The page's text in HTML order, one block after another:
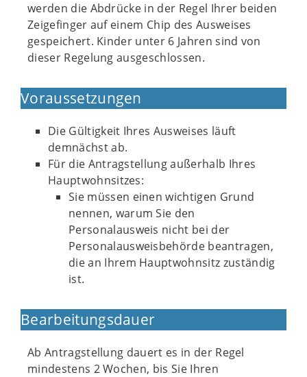
werden die Abdrücke in der Regel Ihrer beiden
Zeigefinger auf einem Chip des Ausweises
gespeichert. Kinder unter 6 Jahren sind von
dieser Regelung ausgeschlossen.
Voraussetzungen
Die Gültigkeit Ihres Ausweises läuft
demnächst ab.
Für die Antragstellung außerhalb Ihres
Hauptwohnsitzes:
Sie müssen einen wichtigen Grund
nennen, warum Sie den
Personalausweis nicht bei der
Personalausweisbehörde beantragen,
die an Ihrem Hauptwohnsitz zuständig
ist.
Bearbeitungsdauer
Ab Antragstellung dauert es in der Regel
mindestens 2 Wochen, bis Sie Ihren